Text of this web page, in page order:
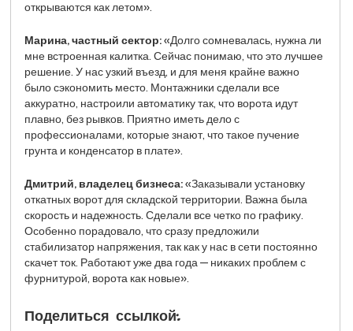
открываются как летом».
Марина, частный сектор:«Долго сомневалась, нужна ли
мне встроенная калитка. Сейчас понимаю, что это лучшее
решение. У нас узкий въезд, и для меня крайне важно
было сэкономить место. Монтажники сделали все
аккуратно, настроили автоматику так, что ворота идут
плавно, без рывков. Приятно иметь дело с
профессионалами, которые знают, что такое пучение
грунта и конденсатор в плате».
Дмитрий, владелец бизнеса:«Заказывали установку
откатных ворот для складской территории. Важна была
скорость и надежность. Сделали все четко по графику.
Особенно порадовало, что сразу предложили
стабилизатор напряжения, так как у нас в сети постоянно
скачет ток. Работают уже два года — никаких проблем с
фурнитурой, ворота как новые».
Поделиться ссылкой: